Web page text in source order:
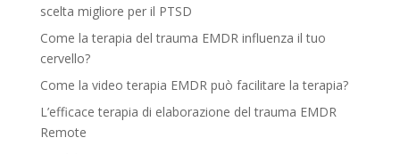
scelta migliore per il PTSD
Come la terapia del trauma EMDR influenza il tuo
cervello?
Come la video terapia EMDR può facilitare la terapia?
L’efficace terapia di elaborazione del trauma EMDR
Remote